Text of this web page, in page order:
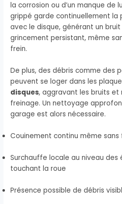
la corrosion ou d’un manque de
grippé garde continuellement
avec le disque, générant un
grincement persistant, même
frein.
De plus, des débris comme des
peuvent se loger dans les
disques, aggravant les bruits et
freinage. Un nettoyage
garage est alors nécessaire.
Couinement continu même sans
Surchauffe locale au niveau
touchant la roue
Présence possible de débris